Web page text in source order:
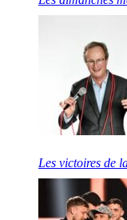
Les victoires de